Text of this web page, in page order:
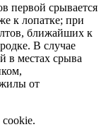
первой срывается
к лопатке; при
ближайших к
В случае
в местах срыва
от